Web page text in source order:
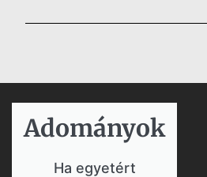
Adományok​
Ha egyetért